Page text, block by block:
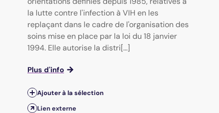
la lutte contre l'infection à VIH en les
replaçant dans le cadre de l'organisation des
soins mise en place par la loi du 18 janvier
1994. Elle autorise la distri[...]
Plus d'info
Ajouter à la sélection
Lien externe